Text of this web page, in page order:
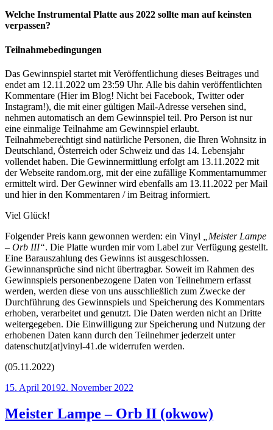
Welche Instrumental Platte aus 2022 sollte man auf keinsten
verpassen?
Teilnahmebedingungen
Das Gewinnspiel startet mit Veröffentlichung dieses Beitrages und
endet am 12.11.2022 um 23:59 Uhr. Alle bis dahin veröffentlichten
Kommentare (Hier im Blog! Nicht bei Facebook, Twitter oder
Instagram!), die mit einer gültigen Mail-Adresse versehen sind,
nehmen automatisch an dem Gewinnspiel teil. Pro Person ist nur
eine einmalige Teilnahme am Gewinnspiel erlaubt.
Teilnahmeberechtigt sind natürliche Personen, die Ihren Wohnsitz in
Deutschland, Österreich oder Schweiz und das 14. Lebensjahr
vollendet haben. Die Gewinnermittlung erfolgt am 13.11.2022 mit
der Webseite random.org, mit der eine zufällige Kommentarnummer
ermittelt wird. Der Gewinner wird ebenfalls am 13.11.2022 per Mail
und hier in den Kommentaren / im Beitrag informiert.
Viel Glück!
Folgender Preis kann gewonnen werden: ein Vinyl
„Meister Lampe
– Orb III“. Die Platte wurden mir vom Label zur Verfügung gestellt.
Eine Barauszahlung des Gewinns ist ausgeschlossen.
Gewinnansprüche sind nicht übertragbar. Soweit im Rahmen des
Gewinnspiels personenbezogene Daten von Teilnehmern erfasst
werden, werden diese von uns ausschließlich zum Zwecke der
Durchführung des Gewinnspiels und Speicherung des Kommentars
erhoben, verarbeitet und genutzt. Die Daten werden nicht an Dritte
weitergegeben. Die Einwilligung zur Speicherung und Nutzung der
erhobenen Daten kann durch den Teilnehmer jederzeit unter
datenschutz[at]vinyl-41.de widerrufen werden.
(05.11.2022)
Veröffentlicht
15. April 20192. November 2022
Meister Lampe – Orb II (okwow)